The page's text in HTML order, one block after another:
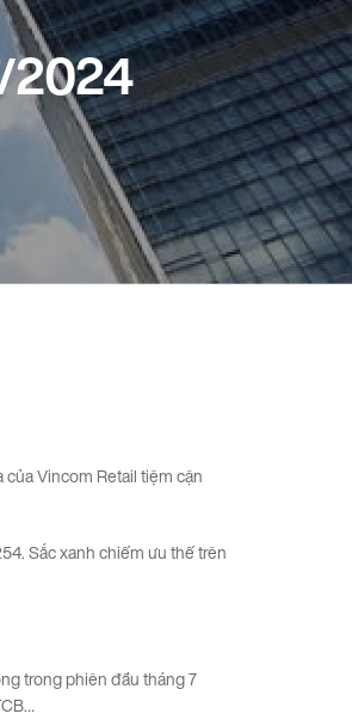
2024
Vincom Retail tiệm cận
Sắc xanh chiếm ưu thế trên
trong phiên đầu tháng 7